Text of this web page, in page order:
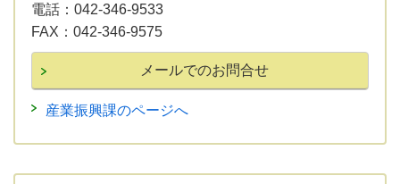
電話： 042-346-9533
FAX： 042-346-9575
産業振興課のページへ